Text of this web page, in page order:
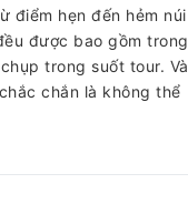
điểm hẹn đến hẻm núi
được bao gồm trong
trong suốt tour. Và
chắn là không thể